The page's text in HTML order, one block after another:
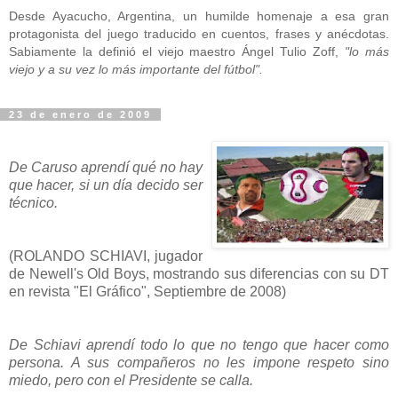
Desde Ayacucho, Argentina, un humilde homenaje a esa gran
protagonista del juego traducido en cuentos, frases y anécdotas.
Sabiamente la definió el viejo maestro Ángel Tulio Zoff, "lo más
viejo y a su vez lo más importante del fútbol".
23 de enero de 2009
De Caruso aprendí qué no hay
que hacer, si un día decido ser
técnico.
(ROLANDO SCHIAVI, jugador
de Newell's Old Boys, mostrando sus diferencias con su DT
en revista "El Gráfico", Septiembre de 2008)
De Schiavi aprendí todo lo que no tengo que hacer como
persona. A sus compañeros no les impone respeto sino
miedo, pero con el Presidente se calla.